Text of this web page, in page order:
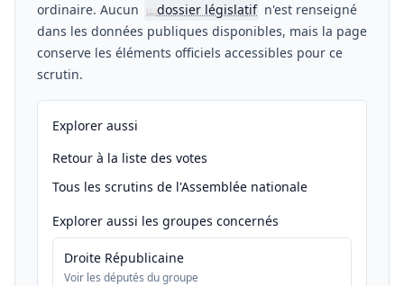
ordinaire. Aucun
📖dossier législatif n'est renseigné
dans les données publiques disponibles, mais la page
conserve les éléments officiels accessibles pour ce
scrutin.
Explorer aussi
Retour à la liste des votes
Tous les scrutins de l'Assemblée nationale
Explorer aussi les groupes concernés
Droite Républicaine
Voir les députés du groupe